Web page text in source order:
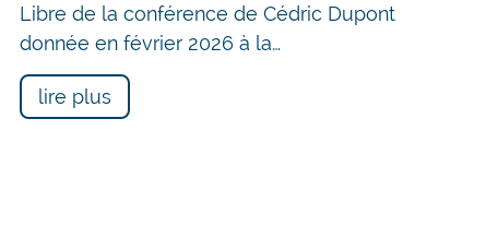
Libre de la conférence de Cédric Dupont
donnée en février 2026 à la…
lire plus